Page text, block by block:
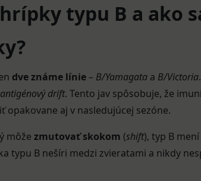
typu B a ako
dve známe línie – B/Yamagata a B/Victoria
antigénový drift. Tento jav spôsobuje, že
opakovane aj v nasledujúcej sezóne.
môže zmutovať skokom (shift), typ B
typu B nešíri medzi zvieratami a nikdy